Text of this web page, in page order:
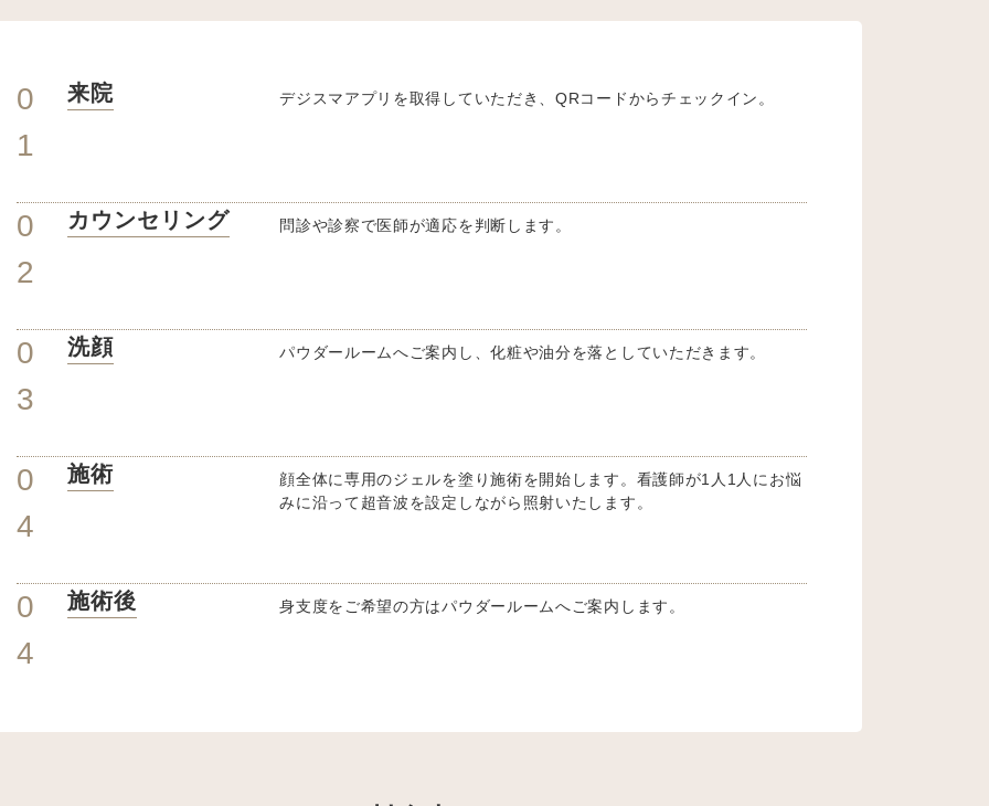
0
1
来院 デジスマアプリを取得していただき、QRコードからチェックイン。
0
2
カウンセリング 問診や診察で医師が適応を判断します。
0
3
洗顔 パウダールームへご案内し、化粧や油分を落としていただきます。
0
4
施術
顔全体に専用のジェルを塗り施術を開始します。看護師が1人1人にお悩
みに沿って超音波を設定しながら照射いたします。
0
4
施術後 身支度をご希望の方はパウダールームへご案内します。